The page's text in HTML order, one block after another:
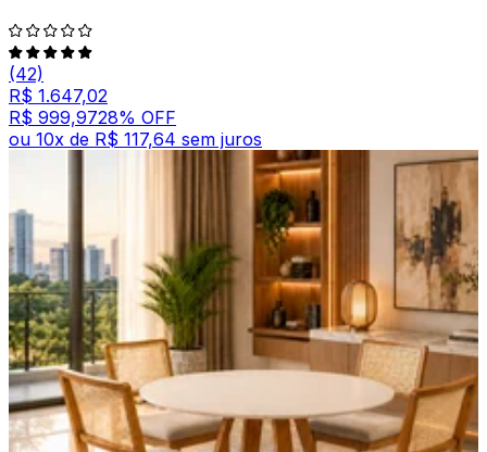
(42)
R$ 1.647,02
R$ 999,9728% OFF
ou 10x de R$ 117,64 sem juros